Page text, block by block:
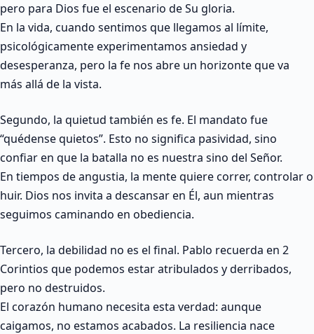
pero para Dios fue el escenario de Su gloria.
En la vida, cuando sentimos que llegamos al límite,
psicológicamente experimentamos ansiedad y
desesperanza, pero la fe nos abre un horizonte que va
más allá de la vista.
Segundo, la quietud también es fe. El mandato fue
“quédense quietos”. Esto no significa pasividad, sino
confiar en que la batalla no es nuestra sino del Señor.
En tiempos de angustia, la mente quiere correr, controlar o
huir. Dios nos invita a descansar en Él, aun mientras
seguimos caminando en obediencia.
Tercero, la debilidad no es el final. Pablo recuerda en 2
Corintios que podemos estar atribulados y derribados,
pero no destruidos.
El corazón humano necesita esta verdad: aunque
caigamos, no estamos acabados. La resiliencia nace